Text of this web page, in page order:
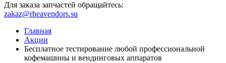
Для заказа запчастей обращайтесь:
zakaz@rheavendors.su
Главная
Акции
Бесплатное тестирование любой профессиональной
кофемашины и вендинговых аппаратов